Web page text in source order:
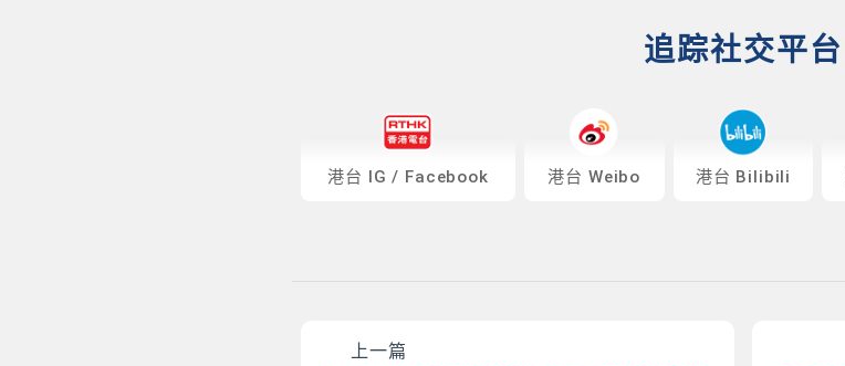
追踪社交平台
港台 IG / Facebook 港台 Weibo 港台 Bilibili
上一篇